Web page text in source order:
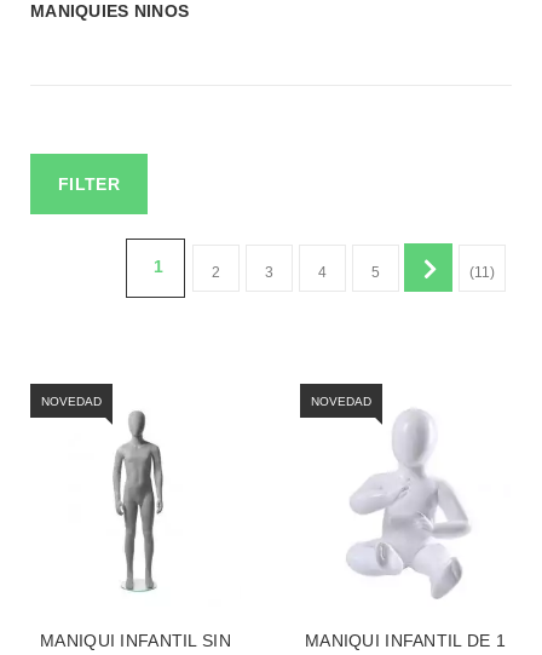
MANIQUIES NINOS
FILTER
1 2 3 4 5 (11)
NOVEDAD
MANIQUI INFANTIL SIN
NOVEDAD
MANIQUI INFANTIL DE 1